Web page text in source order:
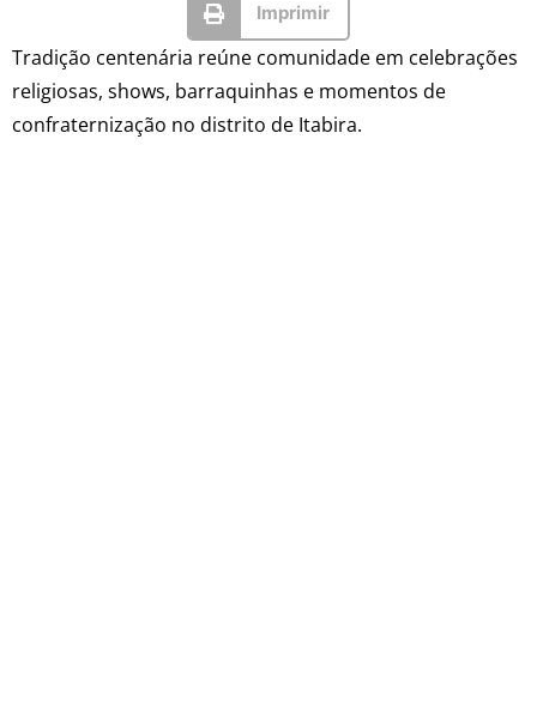
Imprimir
Tradição centenária reúne comunidade em celebrações
religiosas, shows, barraquinhas e momentos de
confraternização no distrito de Itabira.